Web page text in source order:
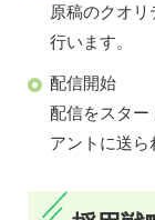
原稿のクオ
行います。
配信開始
配信をスター
アントに送ら